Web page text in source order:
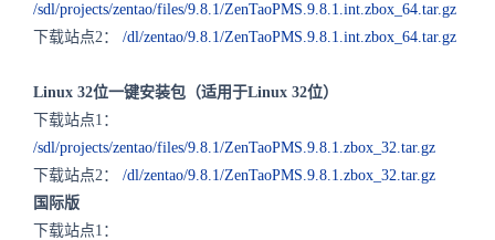
/sdl/projects/zentao/files/9.8.1/ZenTaoPMS.9.8.1.int.zbox_64.tar.gz
下载站点2： /dl/zentao/9.8.1/ZenTaoPMS.9.8.1.int.zbox_64.tar.gz
Linux 32位一键安装包（适用于Linux 32位）
下载站点1：
/sdl/projects/zentao/files/9.8.1/ZenTaoPMS.9.8.1.zbox_32.tar.gz
下载站点2： /dl/zentao/9.8.1/ZenTaoPMS.9.8.1.zbox_32.tar.gz
国际版
下载站点1：